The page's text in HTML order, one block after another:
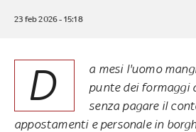
23 feb 2026 - 15:18
D
a mesi l'uomo
punte dei formaggi
senza pagare il
appostamenti e personale in